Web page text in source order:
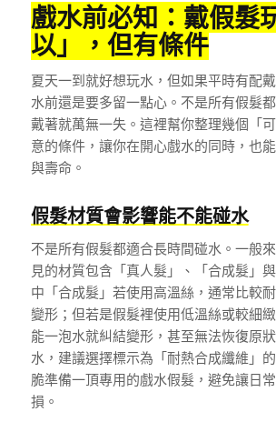
戲水前必知：戴假髮
以」，但有條件
夏天一到就好想玩水，但如果平時有配
水前還是要多留一點心。不是所有假髮
戴著就萬無一失。這裡幫你整理幾個「
意的條件，讓你在開心戲水的同時，也
與壽命。
假髮材質會影響能不能碰水
不是所有假髮都適合長時間碰水。一般
見的材質包含「真人髮」、「合成髮」
中「合成髮」若使用高溫絲，通常比較
變形；但若是假髮裡使用低溫絲或較細
能一泡水就糾結變形，甚至無法恢復原
水，建議選擇標示為「耐熱合成纖維」
脆準備一頂專用的戲水假髮，避免讓日
損。